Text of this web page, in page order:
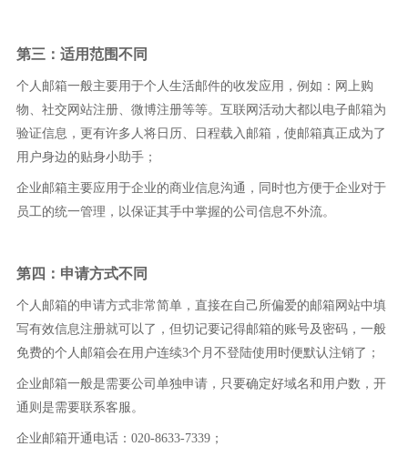
第三：适用范围不同
个人邮箱一般主要用于个人生活邮件的收发应用，例如：网上购
物、社交网站注册、微博注册等等。互联网活动大都以电子邮箱为
验证信息，更有许多人将日历、日程载入邮箱，使邮箱真正成为了
用户身边的贴身小助手；
企业邮箱主要应用于企业的商业信息沟通，同时也方便于企业对于
员工的统一管理，以保证其手中掌握的公司信息不外流。
第四：申请方式不同
个人邮箱的申请方式非常简单，直接在自己所偏爱的邮箱网站中填
写有效信息注册就可以了，但切记要记得邮箱的账号及密码，一般
免费的个人邮箱会在用户连续3个月不登陆使用时便默认注销了；
企业邮箱一般是需要公司单独申请，只要确定好域名和用户数，开
通则是需要联系客服。
企业邮箱开通电话：020-8633-7339；